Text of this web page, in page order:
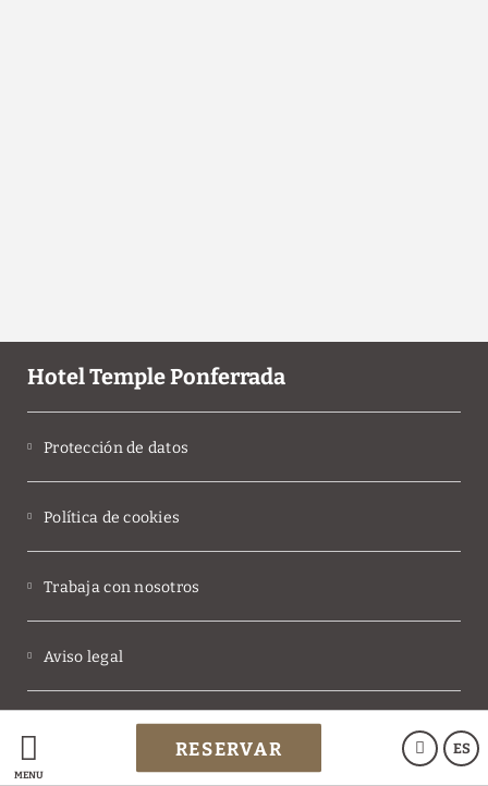
MENÚ
ES
RESERVAR
Hotel Temple Ponferrada
Protección de datos
Política de cookies
Trabaja con nosotros
Aviso legal
Powered by Keytel